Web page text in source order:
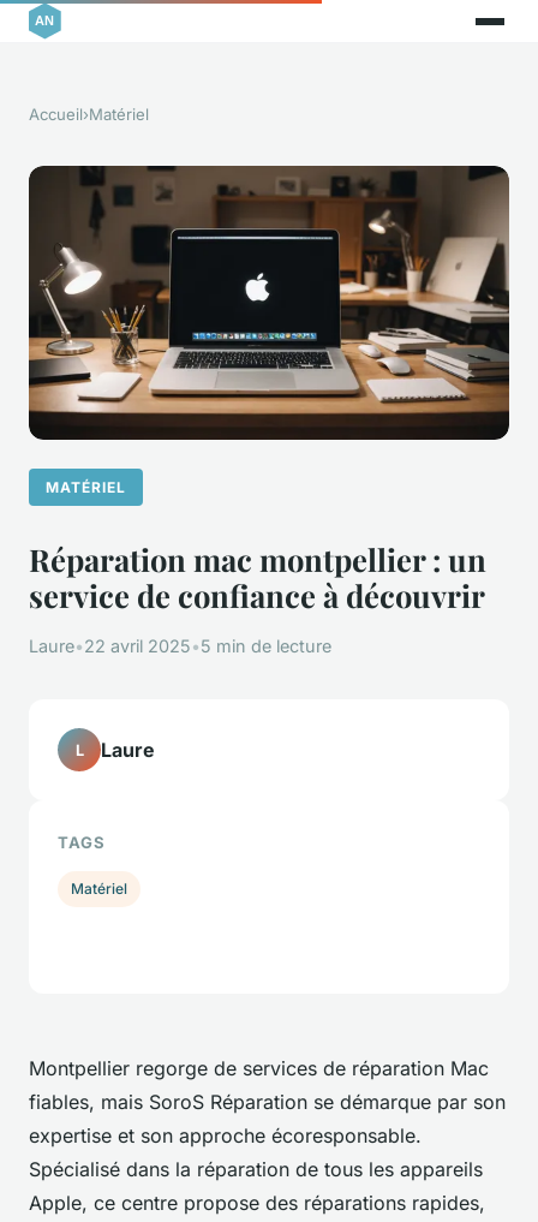
Accueil›Matériel
MATÉRIEL
Réparation mac montpellier : un
service de confiance à découvrir
Laure•22 avril 2025•5 min de lecture
Montpellier regorge de services de réparation Mac
fiables, mais SoroS Réparation se démarque par son
expertise et son approche écoresponsable.
Spécialisé dans la réparation de tous les appareils
Apple, ce centre propose des réparations rapides,
L Laure
TAGS
Matériel